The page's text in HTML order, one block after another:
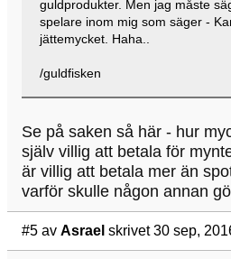
guldprodukter. Men jag måste
spelare inom mig som säger -
jättemycket. Haha..
/guldfisken
Se på saken så här - hur
själv villig att betala för
är villig att betala mer än
varför skulle någon annan
#5 av Asrael skrivet 30 sep,